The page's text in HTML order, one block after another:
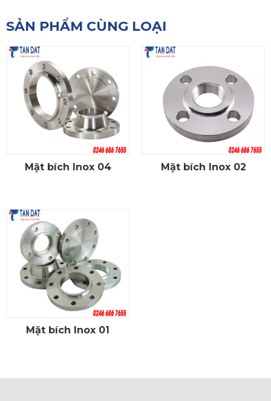
SẢN PHẨM CÙNG LOẠI
CHI TIẾT
Mặt bích Inox 04
CHI TIẾT
Mặt bích Inox 02
CHI TIẾT
Mặt bích Inox 01